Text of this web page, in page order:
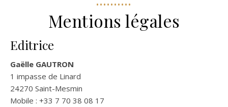
••••••••••
Mentions légales
Editrice
Gaëlle GAUTRON
1 impasse de Linard
24270 Saint-Mesmin
Mobile : +33 7 70 38 08 17